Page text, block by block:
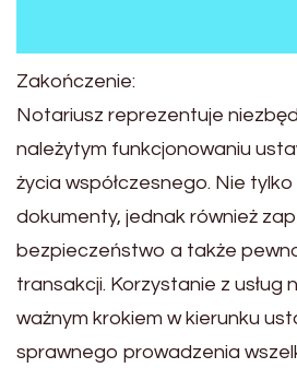
Zakończenie:
Notariusz reprezentuje
należytym funkcjonowaniu
życia współczesnego. Nie
dokumenty, jednak również
bezpieczeństwo a także
transakcji. Korzystanie z usług
ważnym krokiem w kierunku
sprawnego prowadzenia